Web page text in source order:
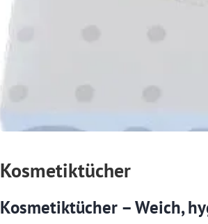
Kosmetiktücher
Kosmetiktücher – Weich,